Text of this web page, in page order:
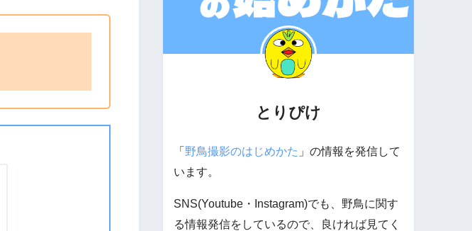
とりぴけ
「 野鳥撮影のはじめかた 」の情報を発信して
います。
SNS(Youtube・Instagram)でも、野鳥に関す
る情報発信をしているので、良ければ見てく